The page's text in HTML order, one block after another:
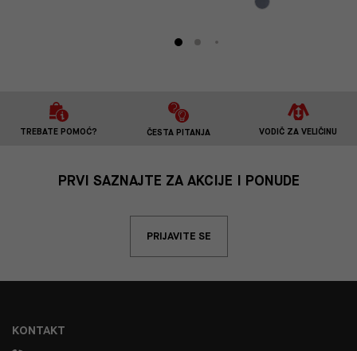
TREBATE POMOĆ? ČESTA PITANJA VODIČ ZA VELIČINU
PRVI SAZNAJTE ZA AKCIJE I PONUDE
PRIJAVITE SE
KONTAKT